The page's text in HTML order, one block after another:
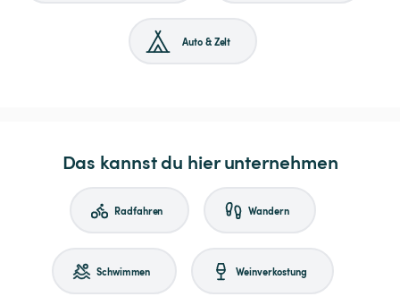
Auto & Zelt
Das kannst du hier unternehmen
Radfahren Wandern
Schwimmen Weinverkostung